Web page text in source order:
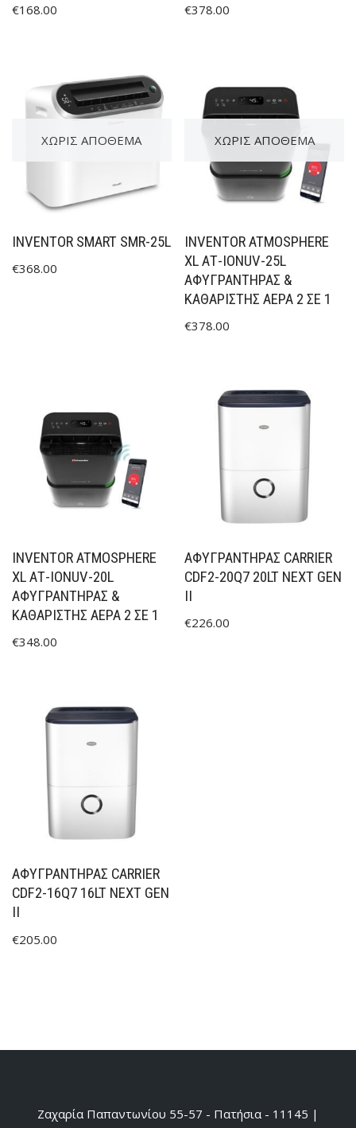
€168.00 €378.00
ΧΩΡΊΣ ΑΠΌΘΕΜΑ
INVENTOR SMART SMR-25L
€368.00
ΧΩΡΊΣ ΑΠΌΘΕΜΑ
INVENTOR ATMOSPHERE
XL ΑΤ-IONUV-25L
ΑΦΥΓΡΑΝΤΉΡΑΣ &
ΚΑΘΑΡΙΣΤΉΣ ΑΈΡΑ 2 ΣΕ 1
€378.00
INVENTOR ATMOSPHERE
XL ΑΤ-IONUV-20L
ΑΦΥΓΡΑΝΤΉΡΑΣ &
ΚΑΘΑΡΙΣΤΉΣ ΑΈΡΑ 2 ΣΕ 1
€348.00
ΑΦΥΓΡΑΝΤΉΡΑΣ CARRIER
CDF2-20Q7 20LT NEXT GEN
II
€226.00
ΑΦΥΓΡΑΝΤΉΡΑΣ CARRIER
CDF2-16Q7 16LT NEXT GEN
II
€205.00
Ζαχαρία Παπαντωνίου 55-57 - Πατήσια - 11145 |